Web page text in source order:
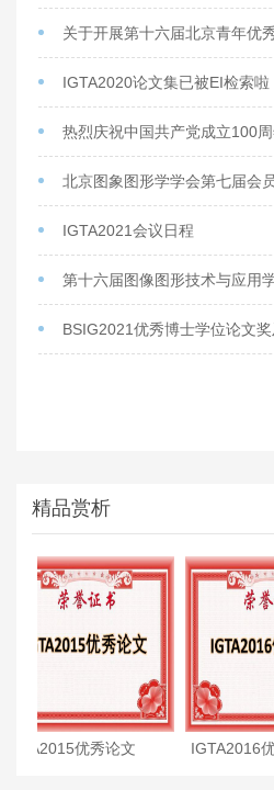
关于开展第十六届北京青年优
IGTA2020论文集已被EI检索啦
热烈庆祝中国共产党成立100周
北京图象图形学学会第七届会
IGTA2021会议日程
第十六届图像图形技术与应用
BSIG2021优秀博士学位论文
精品赏析
IGTA2015优秀论文